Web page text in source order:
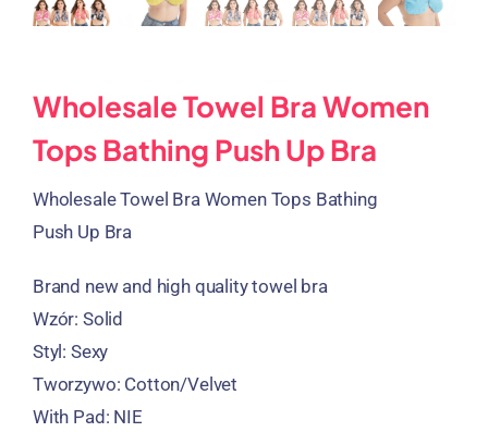
Wholesale Towel Bra Women
Tops Bathing Push Up Bra
Wholesale Towel Bra Women Tops Bathing
Push Up Bra
Brand new and high quality towel bra
Wzór: Solid
Styl: Sexy
Tworzywo: Cotton/Velvet
With Pad: NIE